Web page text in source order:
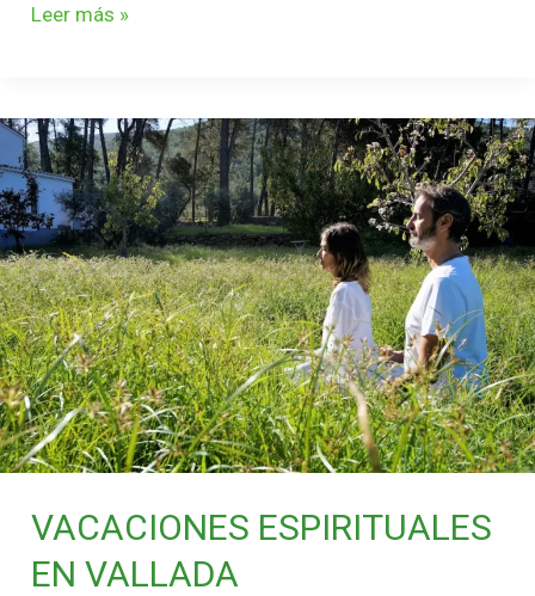
Leer más »
VACACIONES ESPIRITUALES
EN VALLADA
VACACIONES
ESPIRITUALES
EN
VALLADA